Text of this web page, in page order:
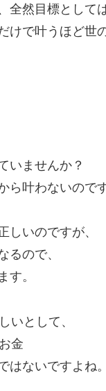
全然目標として
けで叶うほど世
いませんか？
ら叶わないのです
しいのですが、
るので、
す。
いとして、
金
はないですよね。